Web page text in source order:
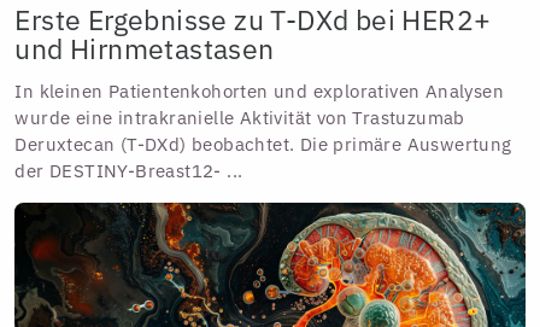
Erste Ergebnisse zu T-DXd bei HER2+
und Hirnmetastasen
In kleinen Patientenkohorten und explorativen Analysen
wurde eine intrakranielle Aktivität von Trastuzumab
Deruxtecan (T-DXd) beobachtet. Die primäre Auswertung
der DESTINY-Breast12- ...